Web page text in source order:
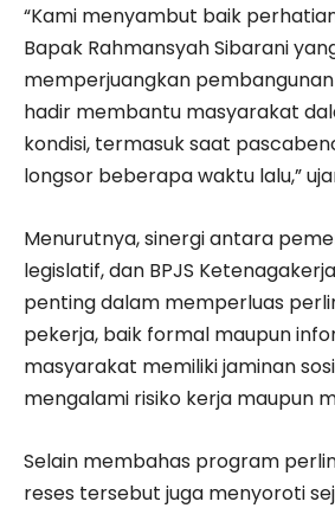
“Kami menyambut baik
Bapak Rahmansyah Sibarani
memperjuangkan
hadir membantu masyarakat
kondisi, termasuk saat
longsor beberapa waktu lalu,”
Menurutnya, sinergi antara
legislatif, dan BPJS
penting dalam memperluas
pekerja, baik formal maupun
masyarakat memiliki jaminan
mengalami risiko kerja maupun
Selain membahas program
reses tersebut juga menyoroti